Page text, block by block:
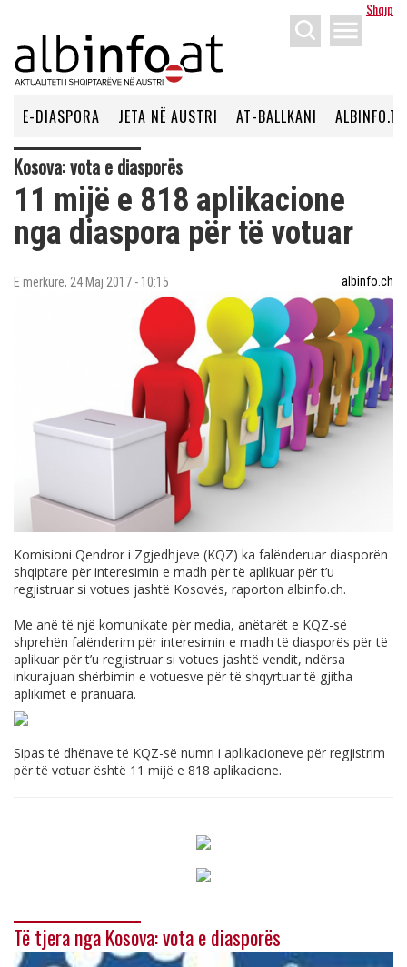
Shqip
menu
E-DIASPORA JETA NË AUSTRI AT-BALLKANI ALBINFO.TV
Kosova: vota e diasporës
11 mijë e 818 aplikacione
nga diaspora për të votuar
E mërkurë, 24 Maj 2017 - 10:15 albinfo.ch
Komisioni Qendror i Zgjedhjeve (KQZ) ka falënderuar diasporën
shqiptare për interesimin e madh për të aplikuar për t’u
regjistruar si votues jashtë Kosovës, raporton albinfo.ch.
Me anë të një komunikate për media, anëtarët e KQZ-së
shprehën falënderim për interesimin e madh të diasporës për të
aplikuar për t’u regjistruar si votues jashtë vendit, ndërsa
inkurajuan shërbimin e votuesve për të shqyrtuar të gjitha
aplikimet e pranuara.
Sipas të dhënave të KQZ-së numri i aplikacioneve për regjistrim
për të votuar është 11 mijë e 818 aplikacione.
Të tjera nga Kosova: vota e diasporës